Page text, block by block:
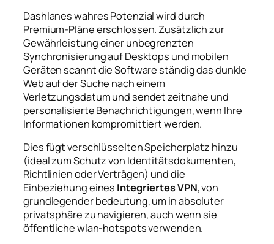
Dashlanes wahres Potenzial wird durch
Premium-Pläne erschlossen. Zusätzlich zur
Gewährleistung einer unbegrenzten
Synchronisierung auf Desktops und mobilen
Geräten scannt die Software ständig das dunkle
Web auf der Suche nach einem
Verletzungsdatum und sendet zeitnahe und
personalisierte Benachrichtigungen, wenn Ihre
Informationen kompromittiert werden.
Dies fügt verschlüsselten Speicherplatz hinzu
(ideal zum Schutz von Identitätsdokumenten,
Richtlinien oder Verträgen) und die
Einbeziehung eines Integriertes VPN, von
grundlegender bedeutung, um in absoluter
privatsphäre zu navigieren, auch wenn sie
öffentliche wlan-hotspots verwenden.